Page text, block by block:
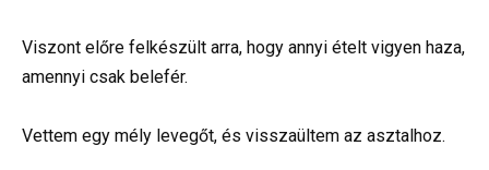
Viszont előre felkészült arra, hogy annyi ételt vigyen haza,
amennyi csak belefér.
Vettem egy mély levegőt, és visszaültem az asztalhoz.